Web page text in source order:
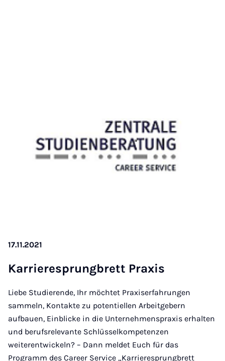
17.11.2021
Kar­rie­re­sprung­brett Pra­xis
Liebe Studierende, Ihr möchtet Praxiserfahrungen
sammeln, Kontakte zu potentiellen Arbeitgebern
aufbauen, Einblicke in die Unternehmenspraxis erhalten
und berufsrelevante Schlüsselkompetenzen
weiterentwickeln? – Dann meldet Euch für das
Programm des Career Service „Karrieresprungbrett